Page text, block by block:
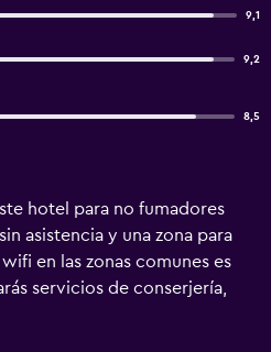
9,1
9,2
8,5
hotel para no fumadores
asistencia y una zona para
en las zonas comunes es
servicios de conserjería,
Carmana Hotel & Suites
reproductor de DVD y caja